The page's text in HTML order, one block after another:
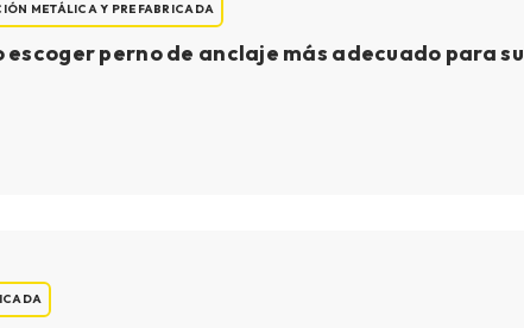
METÁLICA Y PREFABRICADA
escoger perno de anclaje más adecuado para su